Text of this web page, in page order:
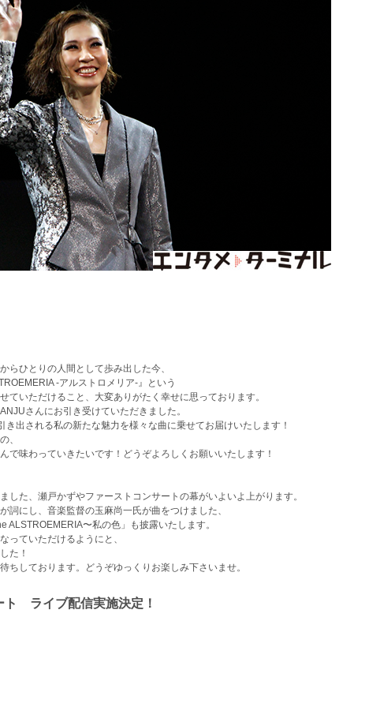
らひとりの人間として歩み出した今、
-アルストロメリア-』という
ていただけること、大変ありがたく幸せに思っております。
さんにお引き受けていただきました。
出される私の新たな魅力を様々な曲に乗せてお届けいたします！
、
で味わっていきたいです！どうぞよろしくお願いいたします！
した、瀬戸かずやファーストコンサートの幕がいよいよ上がります。
詞にし、音楽監督の玉麻尚一氏が曲をつけました、
ALSTROEMERIA〜私の色」も披露いたします。
っていただけるようにと、
た！
ちしております。どうぞゆっくりお楽しみ下さいませ。
ト ライブ配信実施決定！